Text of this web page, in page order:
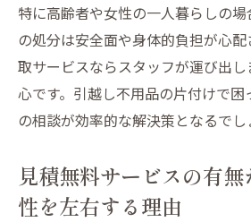
特に高齢者や女性の一人暮らしの
の処分は安全面や身体的負担が心
取サービスならスタッフが運び出
心です。引越し不用品の片付けで
の相談が効率的な解決策となるでし
見積無料サービスの有
性を左右する理由